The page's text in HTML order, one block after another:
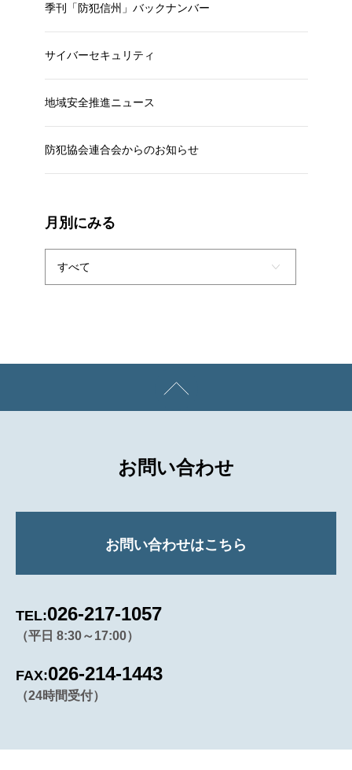
季刊「防犯信州」バックナンバー
サイバーセキュリティ
地域安全推進ニュース
防犯協会連合会からのお知らせ
月別にみる
お問い合わせ
お問い合わせはこちら
TEL:026-217-1057
（平日 8:30～17:00）
FAX:026-214-1443
（24時間受付）